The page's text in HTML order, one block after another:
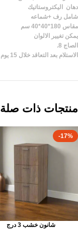
دهان اليكتروستاتيك
شامل رف +شماعه
مقاس 180*40*40 سم
يمكن تغيير الالوان
الصاج 8.
الاستلام بعد التعاقد خلال 15 يوم عمل
منتجات ذات صلة
-17%
شانون خشب 3 درج